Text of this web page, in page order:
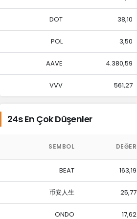
Stellar 8,14
5,46
Bitcoin Cash 9.990,85
Ethena USDe
DOT 38,10
POL 3,50
AAVE 4.380,59
VVV 561,27
24s En Çok Düşenler
SEMBOL DEĞER
BEAT 163,19
币安人生 25,77
ONDO 17,62